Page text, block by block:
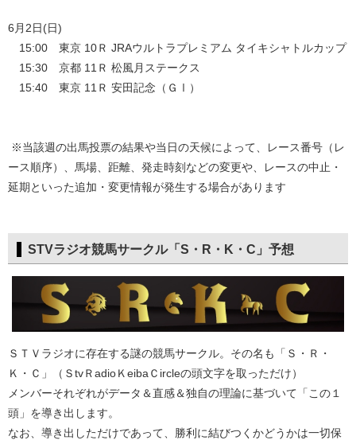
6月2日(日)
15:00 東京 10Ｒ JRAウルトラプレミアム タイキシャトルカップ
15:30 京都 11Ｒ 松風月ステークス
15:40 東京 11Ｒ 安田記念（ＧⅠ）
※当該週の出馬投票の結果や当日の天候によって、レース番号（レ
ース順序）、馬場、距離、発走時刻などの変更や、レースの中止・
延期といった追加・変更情報が発生する場合があります
STVラジオ競馬サークル「S・R・K・C」予想
ＳＴＶラジオに存在する謎の競馬サークル。その名も「Ｓ・Ｒ・
Ｋ・Ｃ」（ＳtvＲadioＫeibaＣircleの頭文字を取っただけ）
メンバーそれぞれがデータ＆直感＆独自の理論に基づいて「この１
頭」を導き出します。
なお、導き出しただけであって、勝利に結びつくかどうかは一切保